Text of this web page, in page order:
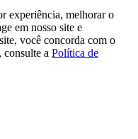
experiência, melhorar o
em nosso site e
você concorda com o
consulte a Política de